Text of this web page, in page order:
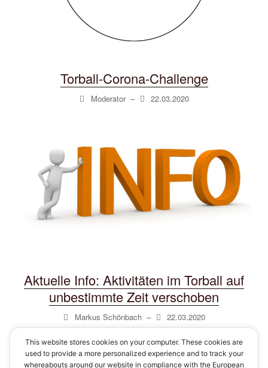
Torball-Corona-Challenge
Moderator – 22.03.2020
Aktuelle Info: Aktivitäten im Torball auf
unbestimmte Zeit verschoben
Markus Schönbach – 22.03.2020
This website stores cookies on your computer. These cookies are
used to provide a more personalized experience and to track your
whereabouts around our website in compliance with the European